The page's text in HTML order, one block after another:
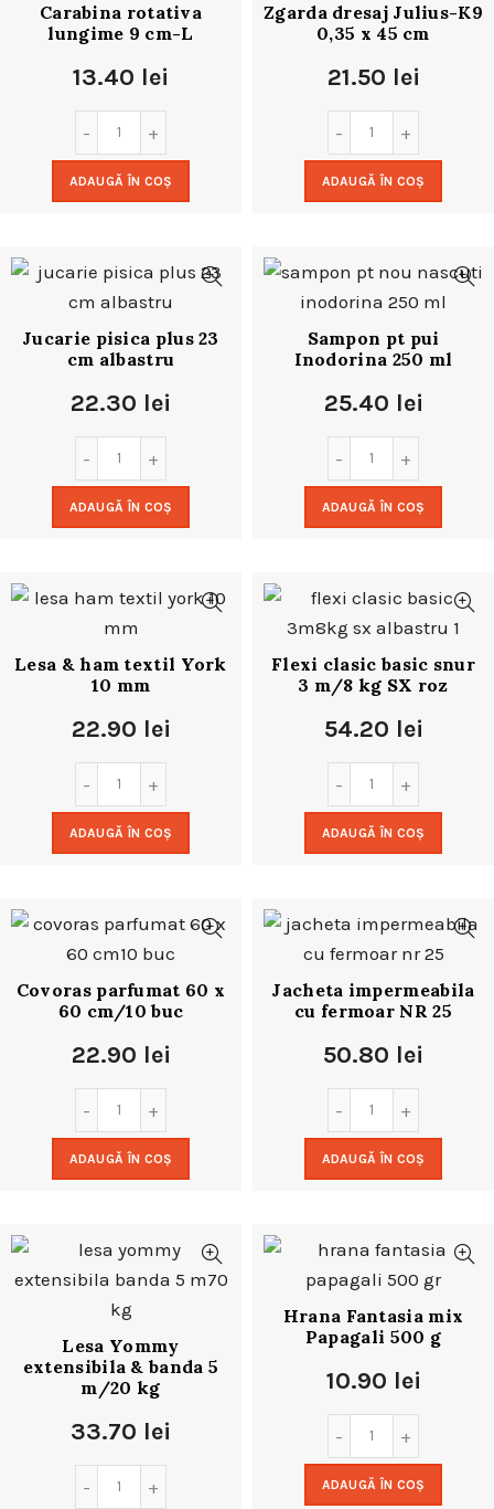
Carabina rotativa
lungime 9 cm-L
13.40 lei
ADAUGĂ ÎN COȘ
Zgarda dresaj Julius-K9
0,35 x 45 cm
21.50 lei
ADAUGĂ ÎN COȘ
Jucarie pisica plus 23
cm albastru
22.30 lei
ADAUGĂ ÎN COȘ
Sampon pt pui
Inodorina 250 ml
25.40 lei
ADAUGĂ ÎN COȘ
Lesa & ham textil York
10 mm
22.90 lei
ADAUGĂ ÎN COȘ
Flexi clasic basic snur
3 m/8 kg SX roz
54.20 lei
ADAUGĂ ÎN COȘ
Covoras parfumat 60 x
60 cm/10 buc
22.90 lei
ADAUGĂ ÎN COȘ
Jacheta impermeabila
cu fermoar NR 25
50.80 lei
ADAUGĂ ÎN COȘ
Lesa Yommy
extensibila & banda 5
m/20 kg
33.70 lei
Hrana Fantasia mix
Papagali 500 g
10.90 lei
ADAUGĂ ÎN COȘ